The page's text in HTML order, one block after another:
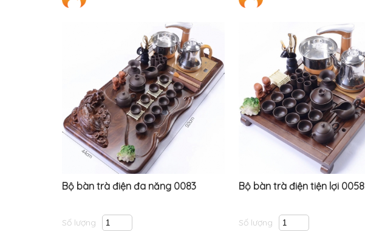
Bộ bàn trà điện đa năng 0083
Số lượng
Bộ bàn trà điện tiện lợi 0058
Số lượng